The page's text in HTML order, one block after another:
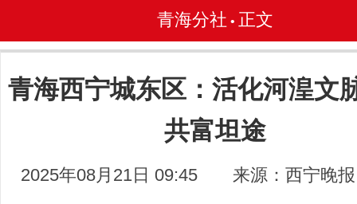
青海分社 • 正文
青海西宁城东区：活化河湟文
共富坦途
2025年08月21日 09:45 来源：西宁晚报